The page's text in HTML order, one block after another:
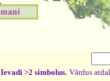
Ievadi >2 simbolus. Vārdus